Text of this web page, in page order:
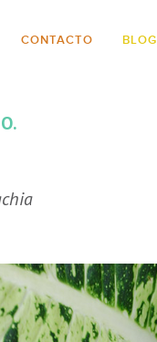
CONTACTO BLOG